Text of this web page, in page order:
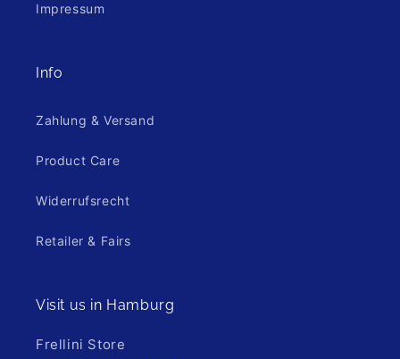
Impressum
Info
Zahlung & Versand
Product Care
Widerrufsrecht
Retailer & Fairs
Visit us in Hamburg
Frellini Store